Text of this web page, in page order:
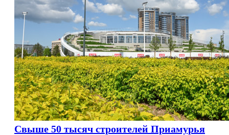
Свыше 50 тысяч строителей Приамурья